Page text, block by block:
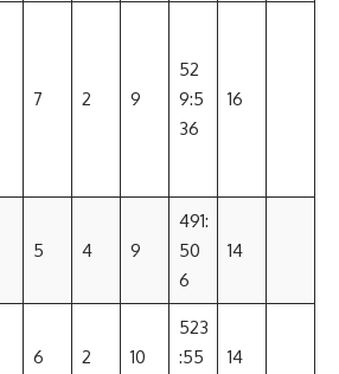
7 2 9
52
9:5
36
16
5 4 9
491:
50
6
14
6 2 10
523
:55
14